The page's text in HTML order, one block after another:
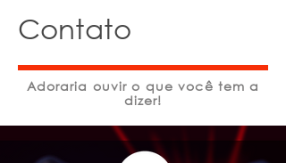
Contato
Adoraria ouvir o que você tem a
dizer!